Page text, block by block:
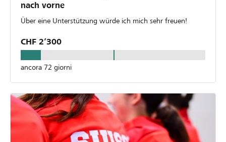
nach vorne
Über eine Unterstützung würde ich mich sehr freuen!
CHF 2’300
ancora 72 giorni